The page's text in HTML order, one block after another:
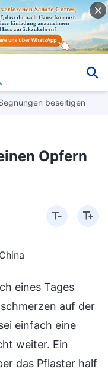
beseitigen
Opfern
eines Tages
auf der
einfach eine
weiter. Ein
das Pflaster half